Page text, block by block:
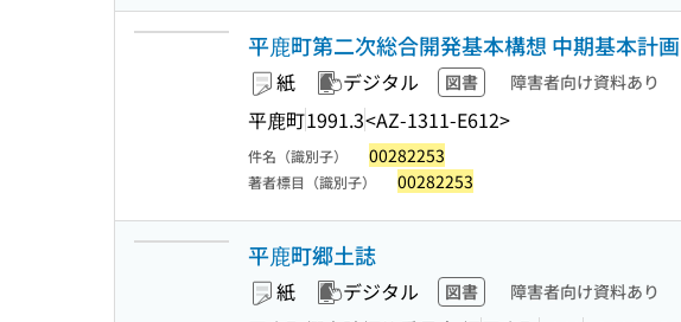
平鹿町第二次総合開発基本構想 中期基本計画
紙 デジタル 図書 障害者向け資料あり
平鹿町1991.3<AZ-1311-E612>
件名（識別子） 00282253
著者標目（識別子） 00282253
平鹿町郷土誌
紙 デジタル 図書 障害者向け資料あり